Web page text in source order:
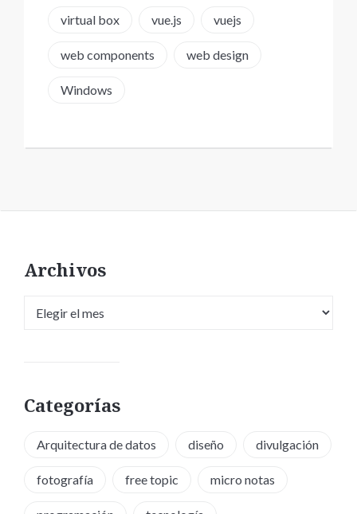
virtual box vue.js vuejs
web components web design
Windows
Archivos
Categorías
Arquitectura de datos diseño divulgación
fotografía free topic micro notas